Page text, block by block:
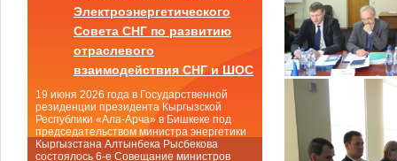
Электроэнергетического
Совета СНГ по развитию
отраслевого
взаимодействия СНГ и ШОС
19 июня 2026 года в Государственной
резиденции президента Кыргызской
Республики «Ала-Арча» в Бишкеке под
председательством министра энергетики
Кыргызстана Алтынбека Рысбекова
состоялось 6-е Совещание министров